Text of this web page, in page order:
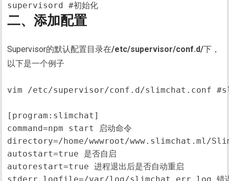
supervisord #初始化
二、添加配置
Supervisor的默认配置目录在/etc/supervisor/conf.d/下，
以下是一个例子
vim /etc/supervisor/conf.d/slimchat.conf
[program:slimchat]
command=npm start 启动命令
directory=/home/wwwroot/www.slimchat.ml/
autostart=true 是否自启
autorestart=true 进程退出后是否自动重启